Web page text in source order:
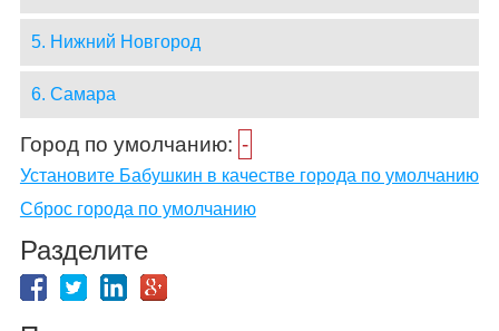
5. Нижний Новгород
6. Самара
Город по умолчанию: -
Установите Бабушкин в качестве города по умолчанию
Сброс города по умолчанию
Разделите